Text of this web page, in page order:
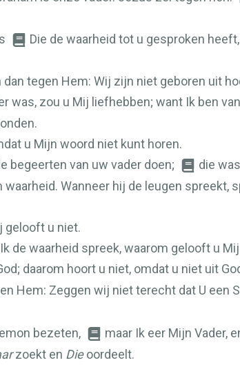
Die de waarheid tot u gesproken
tegen Hem: Wij zijn niet geboren uit
was, zou u Mij liefhebben; want Ik ben
u Mijn woord niet kunt horen.
begeerten van uw vader doen;
die
Wanneer hij de leugen
gelooft u niet.
de waarheid spreek, waarom gelooft u
daarom hoort u niet, omdat u niet uit
Hem: Zeggen wij niet terecht dat U een
bezeten,
maar Ik eer Mijn Vader,
zoekt en Dieoordeelt.